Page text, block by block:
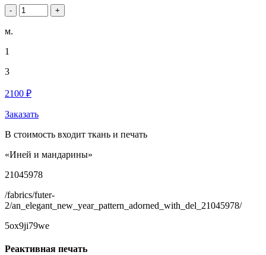
- +
м.
1
3
2100 ₽
Заказать
В стоимость входит ткань и печать
«Иней и мандарины»
21045978
/fabrics/futer-
2/an_elegant_new_year_pattern_adorned_with_del_21045978/
5ox9ji79we
Реактивная печать